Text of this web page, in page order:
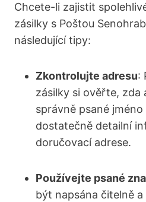
Chcete-li zajistit
zásilky s Poštou
následující tipy:
Zkontrolujte adresu:
zásilky si ověřte, zda
správně psané jméno
dostatečně detailní
doručovací adrese.
Používejte psané
být napsána čitelně